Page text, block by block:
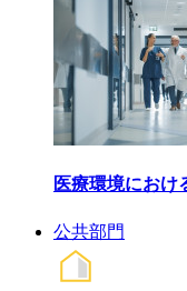
医療環境におけ
公共部門